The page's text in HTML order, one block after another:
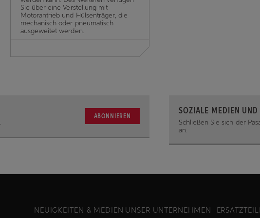
Sie über eine Verstellung mit
Motorantrieb und Hülsenträger, die
mechanisch oder pneumatisch
ausgeweitet werden.
ABONNIEREN
SOZIALE MEDIEN UND
Schließen Sie sich der
an.
NEUIGKEITEN & MEDIEN UNSER UNTERNEHMEN